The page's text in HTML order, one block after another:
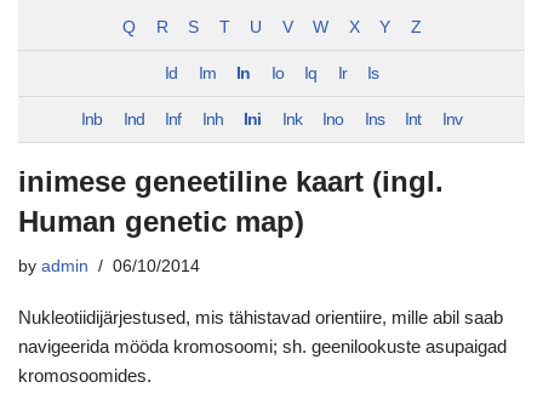
Q R S T U V W X Y Z
Id Im In Io Iq Ir Is
Inb Ind Inf Inh Ini Ink Ino Ins Int Inv
inimese geneetiline kaart (ingl.
Human genetic map)
by admin 06/10/2014
Nukleotiidijärjestused, mis tähistavad orientiire, mille abil saab
navigeerida mööda kromosoomi; sh. geenilookuste asupaigad
kromosoomides.